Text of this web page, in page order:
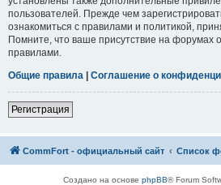
пользователей. Прежде чем
ознакомиться с правилами и политикой,
Помните, что ваше присутствие на форумах
правилами.
Общие правила | Соглашение о
Регистрация
CommFort - официальный сайт Список
Создано на основе phpBB® Forum